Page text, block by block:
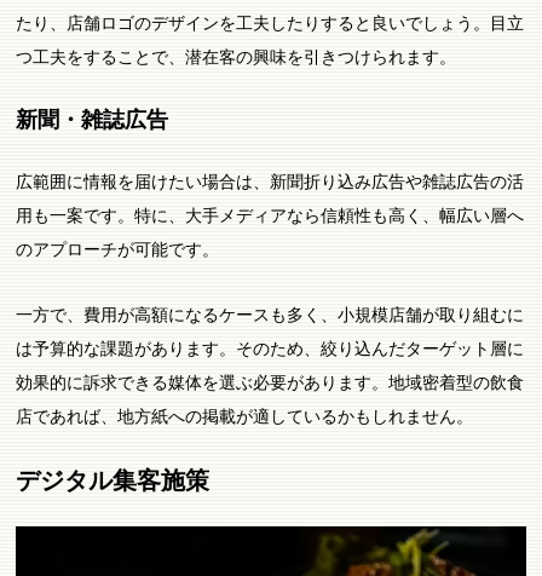
たり、店舗ロゴのデザインを工夫したりすると良いでしょう。目立
つ工夫をすることで、潜在客の興味を引きつけられます。
新聞・雑誌広告
広範囲に情報を届けたい場合は、新聞折り込み広告や雑誌広告の活
用も一案です。特に、大手メディアなら信頼性も高く、幅広い層へ
のアプローチが可能です。
一方で、費用が高額になるケースも多く、小規模店舗が取り組むに
は予算的な課題があります。そのため、絞り込んだターゲット層に
効果的に訴求できる媒体を選ぶ必要があります。地域密着型の飲食
店であれば、地方紙への掲載が適しているかもしれません。
デジタル集客施策